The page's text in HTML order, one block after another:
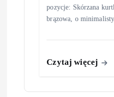
pozycje: Skórzana
brązowa, o
Czytaj więcej